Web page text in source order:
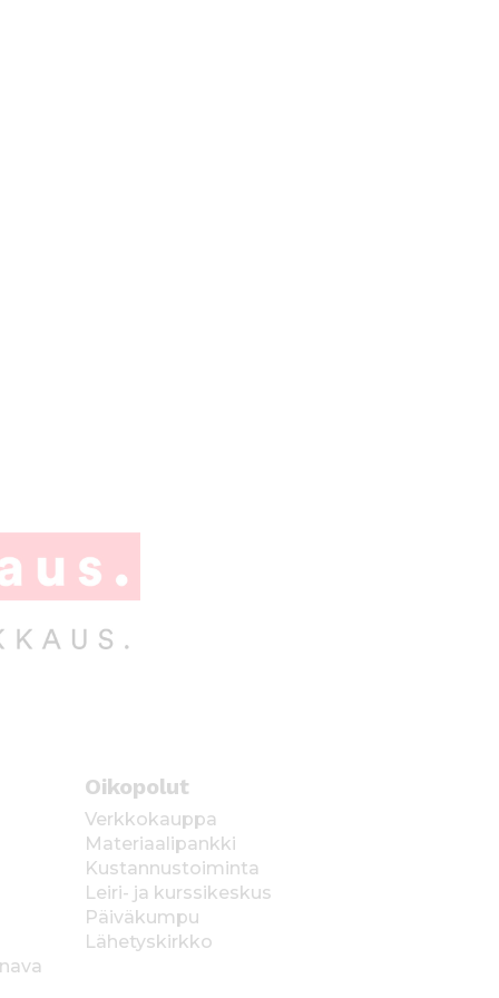
Oikopolut
Verkkokauppa
Materiaalipankki
Kustannustoiminta
Leiri- ja kurssikeskus
Päiväkumpu
Lähetyskirkko